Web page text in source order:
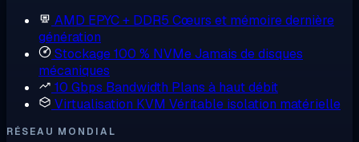
AMD EPYC + DDR5 Cœurs et mémoire dernière
génération
Stockage 100 % NVMeJamais de disques
mécaniques
10 Gbps Bandwidth Plans à haut débit
Virtualisation KVM Véritable isolation matérielle
RÉSEAU MONDIAL